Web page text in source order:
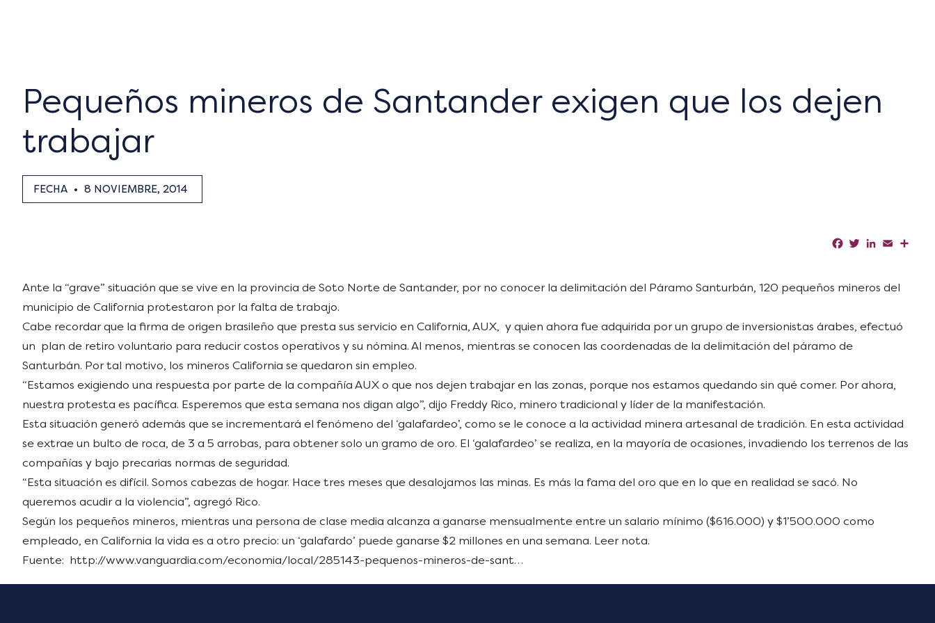
Pequeños mineros de Santander exigen que los dejen
trabajar
FECHA • 8 NOVIEMBRE, 2014
Facebook
TwitterLinkedIn
Email
Ante la “grave” situación que se vive en la provincia de Soto Norte de Santander, por no conocer la delimitación del Páramo Santurbán, 120 pequeños mineros del
municipio de California protestaron por la falta de trabajo.
Cabe recordar que la firma de origen brasileño que presta sus servicio en California, AUX, y quien ahora fue adquirida por un grupo de inversionistas árabes, efectuó
un plan de retiro voluntario para reducir costos operativos y su nómina. Al menos, mientras se conocen las coordenadas de la delimitación del páramo de
Santurbán. Por tal motivo, los mineros California se quedaron sin empleo.
“Estamos exigiendo una respuesta por parte de la compañía AUX o que nos dejen trabajar en las zonas, porque nos estamos quedando sin qué comer. Por ahora,
nuestra protesta es pacífica. Esperemos que esta semana nos digan algo”, dijo Freddy Rico, minero tradicional y líder de la manifestación.
Esta situación generó además que se incrementará el fenómeno del ‘galafardeo’, como se le conoce a la actividad minera artesanal de tradición. En esta actividad
se extrae un bulto de roca, de 3 a 5 arrobas, para obtener solo un gramo de oro. El ‘galafardeo’ se realiza, en la mayoría de ocasiones, invadiendo los terrenos de las
compañías y bajo precarias normas de seguridad.
“Esta situación es difícil. Somos cabezas de hogar. Hace tres meses que desalojamos las minas. Es más la fama del oro que en lo que en realidad se sacó. No
queremos acudir a la violencia”, agregó Rico.
Según los pequeños mineros, mientras una persona de clase media alcanza a ganarse mensualmente entre un salario mínimo ($616.000) y $1’500.000 como
empleado, en California la vida es a otro precio: un ‘galafardo’ puede ganarse $2 millones en una semana. Leer nota.
Fuente: http://www.vanguardia.com/economia/local/285143-pequenos-mineros-de-sant…